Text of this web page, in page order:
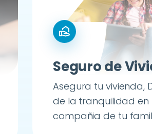
real_estate_agent
Seguro de
Asegura tu vivienda,
de la tranquilidad en
compañia de tu